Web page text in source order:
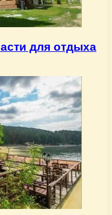
для отдыха